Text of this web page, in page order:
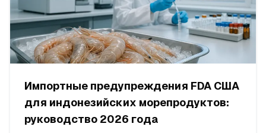
Импортные предупреждения FDA США
для индонезийских морепродуктов:
руководство 2026 года